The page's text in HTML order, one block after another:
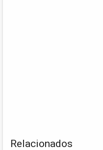
Relacionados